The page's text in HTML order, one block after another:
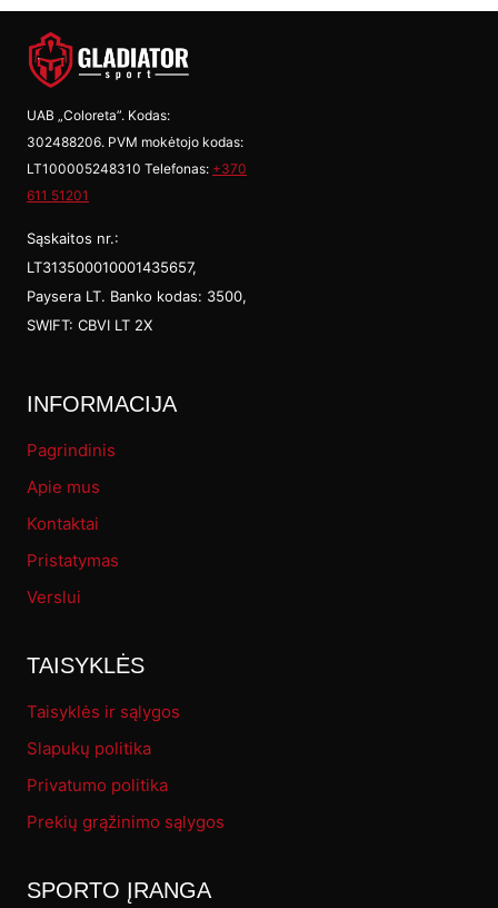
UAB „Coloreta”. Kodas:
302488206. PVM mokėtojo kodas:
LT100005248310 Telefonas: +370
611 51201
Sąskaitos nr.:
LT313500010001435657,
Paysera LT. Banko kodas: 3500,
SWIFT: CBVI LT 2X
INFORMACIJA
Pagrindinis
Apie mus
Kontaktai
Pristatymas
Verslui
TAISYKLĖS
Taisyklės ir sąlygos
Slapukų politika
Privatumo politika
Prekių grąžinimo sąlygos
SPORTO ĮRANGA